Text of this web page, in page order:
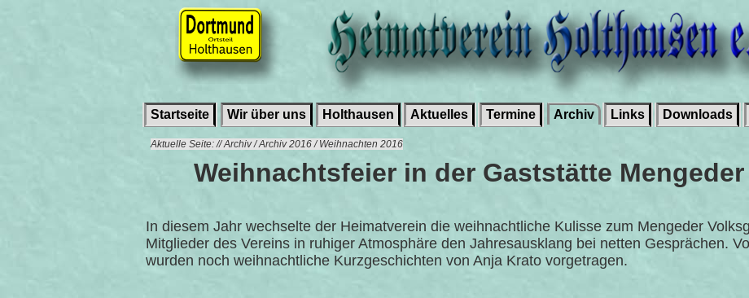
Startseite Wir über uns Holthausen Aktuelles Termine Archiv Links Downloads
Aktuelle Seite: // Archiv / Archiv 2016 / Weihnachten 2016
Weihnachtsfeier in der Gaststätte
In diesem Jahr wechselte der Heimatverein die weihnachtliche Kulisse zum Mengeder
Mitglieder des Vereins in ruhiger Atmosphäre den Jahresausklang bei netten Gesprächen.
wurden noch weihnachtliche Kurzgeschichten von Anja Krato vorgetragen.